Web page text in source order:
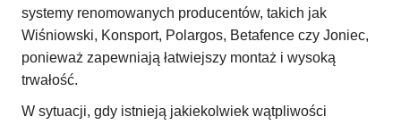
systemy renomowanych producentów, takich jak
Wiśniowski, Konsport, Polargos, Betafence czy Joniec,
ponieważ zapewniają łatwiejszy montaż i wysoką
trwałość.
W sytuacji, gdy istnieją jakiekolwiek wątpliwości